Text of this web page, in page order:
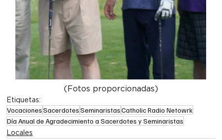
(Fotos proporcionadas)
Etiquetas:
Vocaciones Sacerdotes Seminaristas Catholic Radio Netowrk
Día Anual de Agradecimiento a Sacerdotes y Seminaristas
Locales